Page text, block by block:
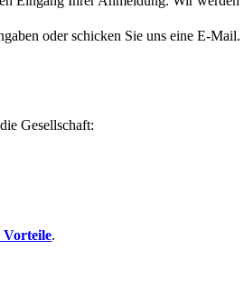
oder schicken Sie uns eine E-
Gesellschaft:
Vorteile.